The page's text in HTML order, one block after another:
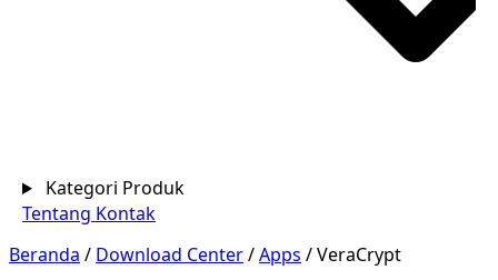
Kategori Produk
Tentang Kontak
Beranda / Download Center/Apps /VeraCrypt